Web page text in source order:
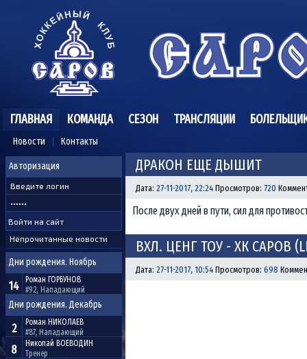
ГЛАВНАЯ
Новости Контакты
КОМАНДА СЕЗОН ТРАНСЛЯЦИИ
Авторизация
Непрочитанные новости
Дни рождения. Ноябрь
14 Роман ГОРБУНОВ
#92, Нападающий
Дни рождения. Декабрь
2 Роман НИКОЛАЕВ
#87, Нападающий
8 Николай ВОЕВОДИН
Тренер
ДРАКОН ЕЩЕ ДЫШИТ
Дата: 27-11-2017, 22:24 Просмотров: 720
После двух дней в пути, сил для
ВХЛ. ЦЕНГ ТОУ - ХК САРОВ
Дата: 27-11-2017, 10:54 Просмотров: 698